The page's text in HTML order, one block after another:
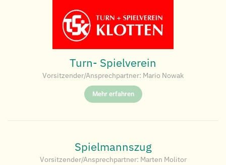
Turn- Spielverein
Vorsitzender/Ansprechpartner: Mario Nowak
Mehr erfahren
Spielmannszug
Vorsitzender/Ansprechpartner: Marten Molitor